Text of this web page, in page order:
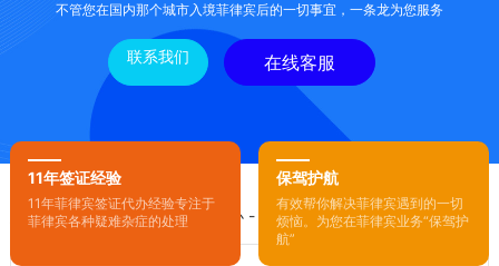
不管您在国内那个城市入境菲律宾后的一切事宜，一条龙为您服务
联系我们 在线客服
11年签证经验
11年菲律宾签证代办经验专注于
菲律宾各种疑难杂症的处理
保驾护航
有效帮你解决菲律宾遇到的一切
烦恼。为您在菲律宾业务“保驾护
航”
您的位置：首页-菲律宾签证代办- 正文